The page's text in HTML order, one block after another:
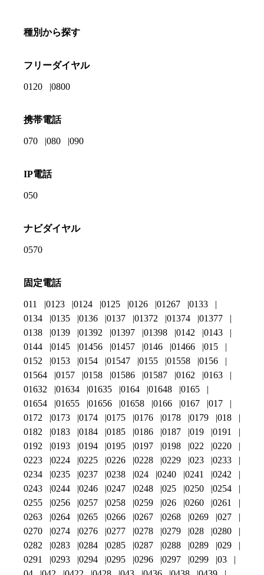
種別から探す
フリーダイヤル
0120 0800
携帯電話
070 080 090
IP電話
050
ナビダイヤル
0570
固定電話
011 0123 0124 0125 0126 01267
0133
0134
0135 0136 0137 01372 01374
01377
0138
0139 01392 01397 01398 0142
0143
0144
0145 01456 01457 0146 01466
015
0152
0153 0154 01547 0155 01558
0156
01564
0157 0158 01586 01587 0162
0163
01632
01634 01635 0164 01648
0165
01654
01655 01656 01658 0166 0167
017
0172
0173 0174 0175 0176 0178 0179
018
0182
0183 0184 0185 0186 0187 019
0191
0192
0193 0194 0195 0197 0198 022
0220
0223
0224 0225 0226 0228 0229 023
0233
0234
0235 0237 0238 024 0240 0241
0242
0243
0244 0246 0247 0248 025 0250
0254
0255
0256 0257 0258 0259 026 0260
0261
0263
0264 0265 0266 0267 0268 0269
027
0270
0274 0276 0277 0278 0279 028
0280
0282
0283 0284 0285 0287 0288 0289
029
0291
0293 0294 0295 0296 0297 0299
03